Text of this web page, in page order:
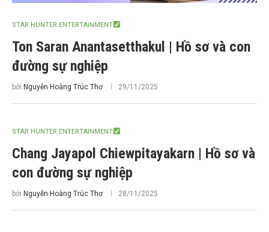
STAR HUNTER ENTERTAINMENT
Ton Saran Anantasetthakul | Hồ sơ và con
đường sự nghiệp
bởi Nguyễn Hoàng Trúc Thơ 29/11/2025
STAR HUNTER ENTERTAINMENT
Chang Jayapol Chiewpitayakarn | Hồ sơ và
con đường sự nghiệp
bởi Nguyễn Hoàng Trúc Thơ 28/11/2025